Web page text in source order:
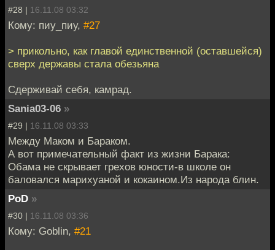
#28 | 16.11.08 03:32
Кому: пиу_пиу, #27
> прикольно, как главой единственной (оставшейся)
сверх державы стала обезьяна
Сдерживай себя, камрад.
Sania03-06 »
#29 | 16.11.08 03:33
Между Маком и Бараком.
А вот примечательный факт из жизни Барака:
Обама не скрывает грехов юности-в школе он
баловался марихуаной и кокаином.Из народа блин.
PoD »
#30 | 16.11.08 03:36
Кому: Goblin, #21